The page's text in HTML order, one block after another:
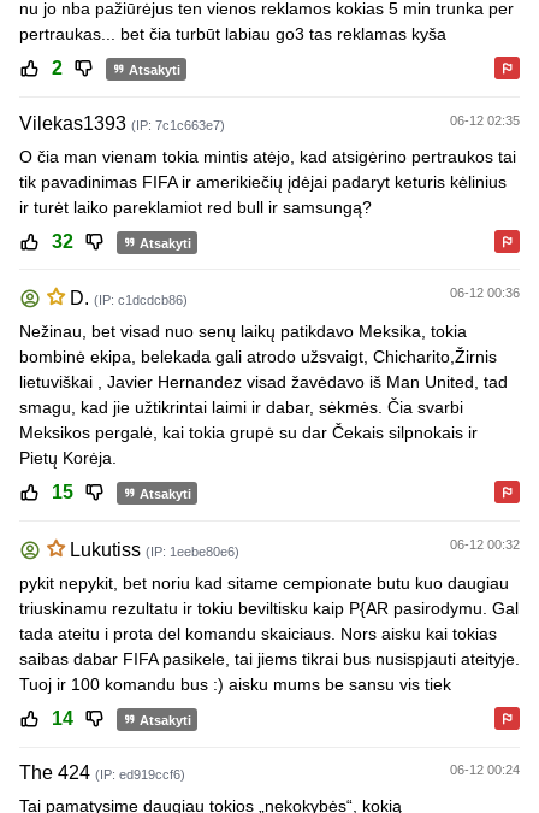
nu jo nba pažiūrėjus ten vienos reklamos kokias 5 min trunka per
pertraukas... bet čia turbūt labiau go3 tas reklamas kyša
2 Atsakyti
Vilekas1393 (IP: 7c1c663e7) 06-12 02:35
O čia man vienam tokia mintis atėjo, kad atsigėrino pertraukos tai
tik pavadinimas FIFA ir amerikiečių įdėjai padaryt keturis kėlinius
ir turėt laiko pareklamiot red bull ir samsungą?
32 Atsakyti
D. (IP: c1dcdcb86) 06-12 00:36
Nežinau, bet visad nuo senų laikų patikdavo Meksika, tokia
bombinė ekipa, belekada gali atrodo užsvaigt, Chicharito,Žirnis
lietuviškai , Javier Hernandez visad žavėdavo iš Man United, tad
smagu, kad jie užtikrintai laimi ir dabar, sėkmės. Čia svarbi
Meksikos pergalė, kai tokia grupė su dar Čekais silpnokais ir
Pietų Korėja.
15 Atsakyti
Lukutiss (IP: 1eebe80e6) 06-12 00:32
pykit nepykit, bet noriu kad sitame cempionate butu kuo daugiau
triuskinamu rezultatu ir tokiu beviltisku kaip P{AR pasirodymu. Gal
tada ateitu i prota del komandu skaiciaus. Nors aisku kai tokias
saibas dabar FIFA pasikele, tai jiems tikrai bus nusispjauti ateityje.
Tuoj ir 100 komandu bus :) aisku mums be sansu vis tiek
14 Atsakyti
The 424 (IP: ed919ccf6) 06-12 00:24
Tai pamatysime daugiau tokios „nekokybės“, kokią